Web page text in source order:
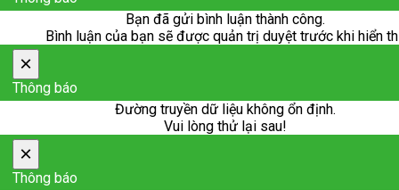
Bạn đã gửi bình luận thành công.
Bình luận của bạn sẽ được quản trị duyệt trước khi hiển
×
Thông báo
Đường truyền dữ liệu không ổn định.
Vui lòng thử lại sau!
×
Thông báo